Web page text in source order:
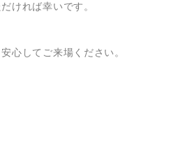
ければ幸いです。
心してご来場ください。